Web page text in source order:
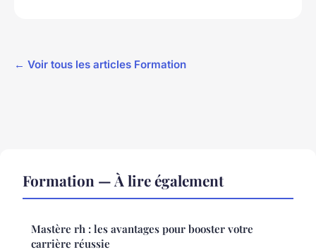
← Voir tous les articles Formation
Formation — À lire également
Mastère rh : les avantages pour booster votre
carrière réussie